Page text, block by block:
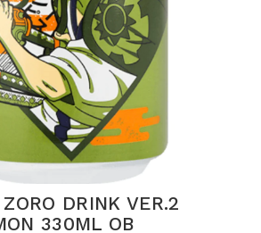
DRINK VER.2
330ML OB